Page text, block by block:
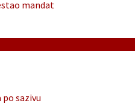
mandat
sazivu